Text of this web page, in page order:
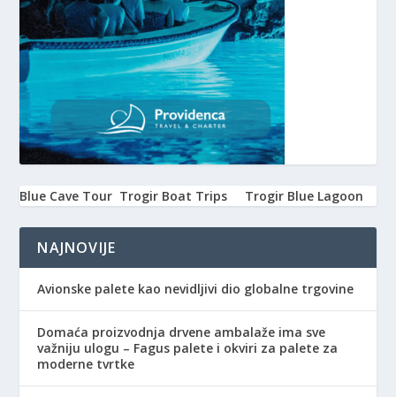
Blue Cave Tour Trogir Boat Trips Trogir Blue Lagoon
NAJNOVIJE
Avionske palete kao nevidljivi dio globalne trgovine
Domaća proizvodnja drvene ambalaže ima sve
važniju ulogu – Fagus palete i okviri za palete za
moderne tvrtke